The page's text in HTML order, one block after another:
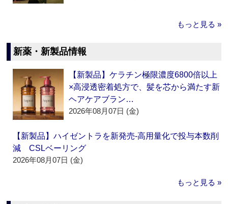
もっと見る »
新薬・新製品情報
【新製品】ケラチン極限濃度6800倍以上
×高浸透密着処方で、髪を芯から満たす新
ヘアケアブラン…
2026年08月07日 (金)
【新製品】ハイゼントラを新発売‐高用量化で投与本数削
減 CSLベーリング
2026年08月07日 (金)
もっと見る »